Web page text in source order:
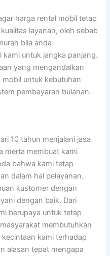
harga rental mobil tetap
layanan, oleh sebab
bila anda
untuk jangka panjang.
yang mengandalkan
mobil untuk kebutuhan
pembayaran bulanan.
10 tahun menjalani jasa
merta membuat kami
bahwa kami tetap
dalam hal pelayanan.
kustomer dengan
dengan baik. Dari
berupaya untuk tetap
membutuhkan
kami terhadap
alasan tepat mengapa